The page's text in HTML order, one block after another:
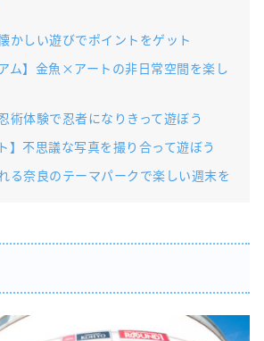
かしい遊びでポイントをゲット
ム】金魚×アートの非日常空間を楽し
術体験で忍者になりきって遊ぼう
】不思議な写真を撮り合って遊ぼう
る奈良のテーマパークで楽しい週末を